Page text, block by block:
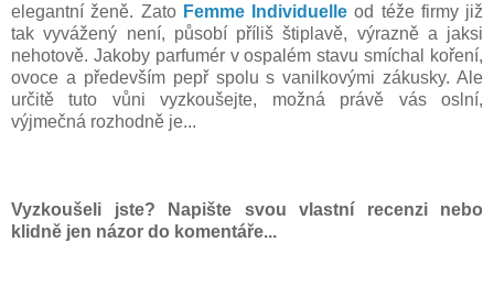
elegantní ženě. Zato Femme Individuelle od téže firmy již
tak vyvážený není, působí příliš štiplavě, výrazně a jaksi
nehotově. Jakoby parfumér v ospalém stavu smíchal koření,
ovoce a především pepř spolu s vanilkovými zákusky. Ale
určitě tuto vůni vyzkoušejte, možná právě vás oslní,
výjmečná rozhodně je...
Vyzkoušeli jste? Napište svou vlastní recenzi nebo
klidně jen názor do komentáře...